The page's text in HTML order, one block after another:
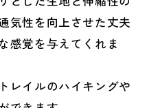
気性を向上させた丈夫
感覚を与えてくれま
レイルのハイキングや